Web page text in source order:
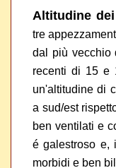
Altitudine
tre
dal più vecchio
recenti di 15 e
un'altitudine di
a sud/est
ben ventilati e
é galestroso e,
morbidi e ben